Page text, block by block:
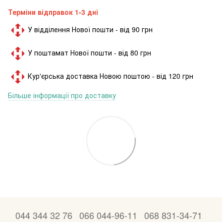
Терміни відправок 1-3 дні
У відділення Нової пошти - від 90 грн
У поштамат Нової пошти - від 80 грн
Кур'єрська доставка Новою поштою - від 120 грн
Більше інформації про доставку
044 344 32 76 066 044-96-11 068 831-34-71